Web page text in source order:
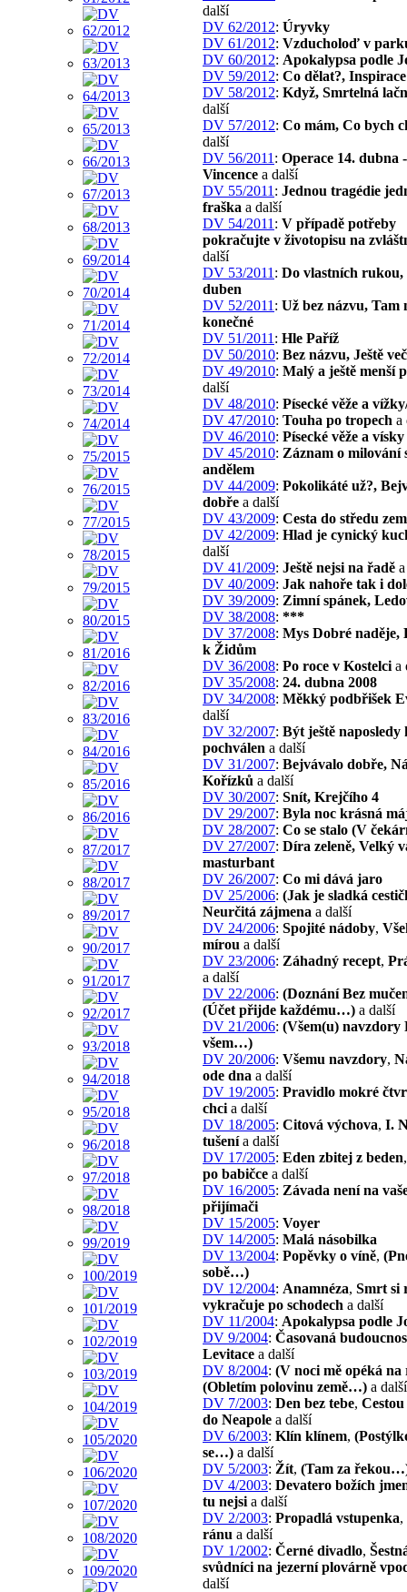
další
DV 62/2012: Úryvky
DV 61/2012: Vzducholoď v
DV 60/2012: Apokalypsa podle
DV 59/2012: Co dělat?, Inspirace
DV 58/2012: Když, Smrtelná
další
DV 57/2012: Co mám, Co bych
další
DV 56/2011 : Operace 14. dubna
Vincence a další
DV 55/2011 : Jednou tragédie
fraška a další
DV 54/2011 : V případě potřeby
pokračujte v životopisu na
další
DV 53/2011 : Do vlastních
duben
DV 52/2011 : Už bez názvu, Tam
konečné
DV 51/2011 : Hle Paříž
DV 50/2010: Bez názvu, Ještě
DV 49/2010: Malý a ještě menší
další
DV 48/2010: Písecké věže a
DV 47/2010: Touha po tropech a
DV 46/2010: Písecké věže a vísky
DV 45/2010: Záznam o milování
andělem
DV 44/2009: Pokolikáté už?,
dobře a další
DV 43/2009: Cesta do středu
DV 42/2009: Hlad je cynický
další
DV 41/2009: Ještě nejsi na řadě
DV 40/2009: Jak nahoře tak i
DV 39/2009: Zimní spánek,
DV 38/2008: ***
DV 37/2008: Mys Dobré naděje,
k Židům
DV 36/2008: Po roce v Kostelci a
DV 35/2008: 24. dubna 2008
DV 34/2008: Měkký podbřišek
další
DV 32/2007: Být ještě naposledy
pochválen a další
DV 31/2007: Bejvávalo dobře,
Kořízků a další
DV 30/2007: Snít, Krejčího 4
DV 29/2007: Byla noc krásná
DV 28/2007: Co se stalo (V
DV 27/2007: Díra zeleně, Velký
masturbant
DV 26/2007: Co mi dává jaro
DV 25/2006: (Jak je sladká
Neurčitá zájmena a další
DV 24/2006: Spojité nádoby,
mírou a další
DV 23/2006: Záhadný recept,
a další
DV 22/2006: (Doznání Bez
(Účet přijde každému…) a další
DV 21/2006: (Všem(u) navzdory
všem…)
DV 20/2006: Všemu navzdory,
ode dna a další
DV 19/2005: Pravidlo mokré
chci a další
DV 18/2005: Citová výchova, I.
tušenía další
DV 17/2005: Eden zbitej z beden
po babičce a další
DV 16/2005: Závada není na
přijímači
DV 15/2005: Voyer
DV 14/2005: Malá násobilka
DV 13/2004: Popěvky o víně,
sobě…)
DV 12/2004: Anamnéza, Smrt si
vykračuje po schodech a další
DV 11/2004: Apokalypsa podle
DV 9/2004: Časovaná
Levitace a další
DV 8/2004: (V noci mě opéká
(Obletím polovinu země…) a další
DV 7/2003: Den bez tebe,
do Neapole a další
DV 6/2003: Klín klínem,
se…) a další
DV 5/2003: Žít, (Tam za
DV 4/2003: Devatero božích
tu nejsi a další
DV 2/2003: Propadlá vstupenka,
ránu a další
DV 1/2002: Černé divadlo,
svůdníci na jezerní plovárně
další